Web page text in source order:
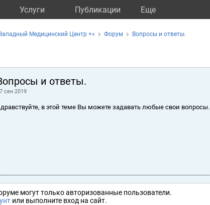
Услуги Публикации Eще
Медицинский Центр +» Форум Вопросы и ответы.
и ответы.
сен 2019
в этой теме Вы можете задавать любые свои вопросы.
могут только авторизованные пользователи.
или выполните вход на сайт.